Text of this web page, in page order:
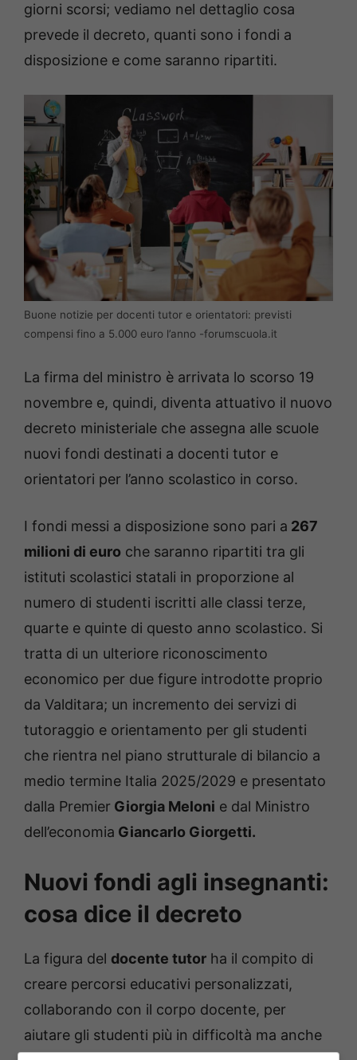
giorni scorsi; vediamo nel dettaglio cosa
prevede il decreto, quanti sono i fondi a
disposizione e come saranno ripartiti.
Buone notizie per docenti tutor e orientatori: previsti
compensi fino a 5.000 euro l’anno -forumscuola.it
La firma del ministro è arrivata lo scorso 19
novembre e, quindi, diventa attuativo il nuovo
decreto ministeriale che assegna alle scuole
nuovi fondi destinati a docenti tutor e
orientatori per l’anno scolastico in corso.
I fondi messi a disposizione sono pari a 267
milioni di euro che saranno ripartiti tra gli
istituti scolastici statali in proporzione al
numero di studenti iscritti alle classi terze,
quarte e quinte di questo anno scolastico. Si
tratta di un ulteriore riconoscimento
economico per due figure introdotte proprio
da Valditara; un incremento dei servizi di
tutoraggio e orientamento per gli studenti
che rientra nel piano strutturale di bilancio a
medio termine Italia 2025/2029 e presentato
dalla Premier Giorgia Meloni e dal Ministro
dell’economia Giancarlo Giorgetti.
Nuovi fondi agli insegnanti:
cosa dice il decreto
La figura del docente tutor ha il compito di
creare percorsi educativi personalizzati,
collaborando con il corpo docente, per
aiutare gli studenti più in difficoltà ma anche